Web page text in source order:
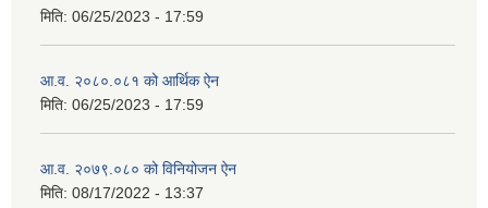
मिति: 06/25/2023 - 17:59
आ.व. २०८०.०८१ को आर्थिक ऐन
मिति: 06/25/2023 - 17:59
आ.व. २०७९.०८० को विनियोजन ऐन
मिति: 08/17/2022 - 13:37